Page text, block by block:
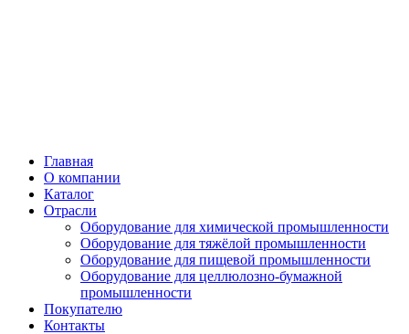
Главная
О компании
Каталог
Отрасли
Оборудование для химической промышленности
Оборудование для тяжёлой промышленности
Оборудование для пищевой промышленности
Оборудование для целлюлозно-бумажной
промышленности
Покупателю
Контакты